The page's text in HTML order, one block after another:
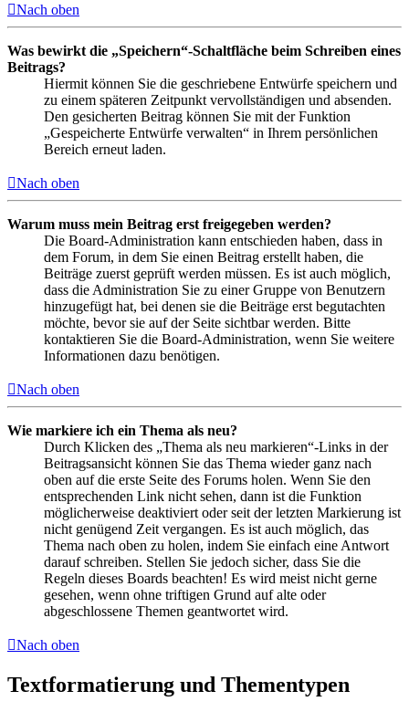
Nach oben
Was bewirkt die „Speichern“-Schaltfläche beim Schreiben eines
Beitrags?
Hiermit können Sie die geschriebene Entwürfe speichern und
zu einem späteren Zeitpunkt vervollständigen und absenden.
Den gesicherten Beitrag können Sie mit der Funktion
„Gespeicherte Entwürfe verwalten“ in Ihrem persönlichen
Bereich erneut laden.
Nach oben
Warum muss mein Beitrag erst freigegeben werden?
Die Board-Administration kann entschieden haben, dass in
dem Forum, in dem Sie einen Beitrag erstellt haben, die
Beiträge zuerst geprüft werden müssen. Es ist auch möglich,
dass die Administration Sie zu einer Gruppe von Benutzern
hinzugefügt hat, bei denen sie die Beiträge erst begutachten
möchte, bevor sie auf der Seite sichtbar werden. Bitte
kontaktieren Sie die Board-Administration, wenn Sie weitere
Informationen dazu benötigen.
Nach oben
Wie markiere ich ein Thema als neu?
Durch Klicken des „Thema als neu markieren“-Links in der
Beitragsansicht können Sie das Thema wieder ganz nach
oben auf die erste Seite des Forums holen. Wenn Sie den
entsprechenden Link nicht sehen, dann ist die Funktion
möglicherweise deaktiviert oder seit der letzten Markierung ist
nicht genügend Zeit vergangen. Es ist auch möglich, das
Thema nach oben zu holen, indem Sie einfach eine Antwort
darauf schreiben. Stellen Sie jedoch sicher, dass Sie die
Regeln dieses Boards beachten! Es wird meist nicht gerne
gesehen, wenn ohne triftigen Grund auf alte oder
abgeschlossene Themen geantwortet wird.
Nach oben
Textformatierung und Thementypen